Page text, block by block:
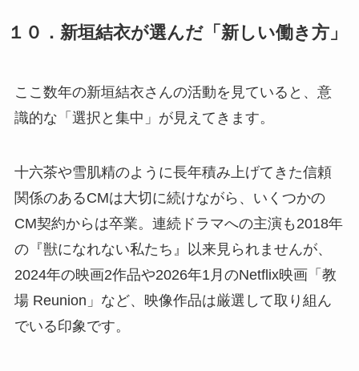
１０．新垣結衣が選んだ「新しい働き方」
ここ数年の新垣結衣さんの活動を見ていると、意
識的な「選択と集中」が見えてきます。
十六茶や雪肌精のように長年積み上げてきた信頼
関係のあるCMは大切に続けながら、いくつかの
CM契約からは卒業。連続ドラマへの主演も2018年
の『獣になれない私たち』以来見られませんが、
2024年の映画2作品や2026年1月のNetflix映画「教
場 Reunion」など、映像作品は厳選して取り組ん
でいる印象です。